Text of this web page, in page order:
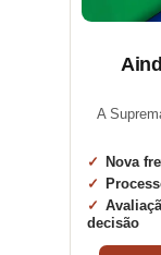
A
Nova
decisão